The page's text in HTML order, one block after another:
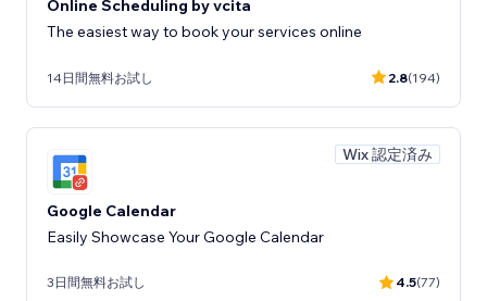
Online Scheduling by vcita
The easiest way to book your services online
14日間無料お試し 2.8(194)
Wix 認定済み
Google Calendar
Easily Showcase Your Google Calendar
3日間無料お試し 4.5(77)